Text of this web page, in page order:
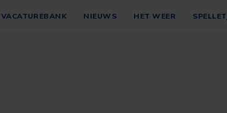
VACATUREBANK NIEUWS HET WEER